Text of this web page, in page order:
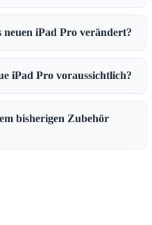
neuen iPad Pro verändert?
iPad Pro voraussichtlich?
bisherigen Zubehör